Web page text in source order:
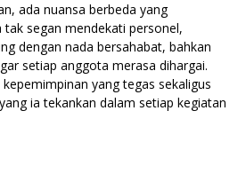
ada nuansa berbeda yang
segan mendekati personel,
dengan nada bersahabat, bahkan
setiap anggota merasa dihargai.
yang tegas sekaligus
ia tekankan dalam setiap kegiatan